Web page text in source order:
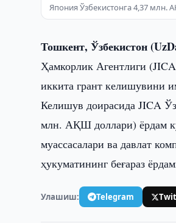
Япония Ўзбекистонга 4,37
Тошкент, Ўзбекистон
Ҳамкорлик Агентлиги
иккита грант келишувини
Келишув доирасида JICA
млн. АҚШ доллари) ёрдам
муассасалари ва давлат
ҳукуматининг беғараз
Улашиш: Telegram